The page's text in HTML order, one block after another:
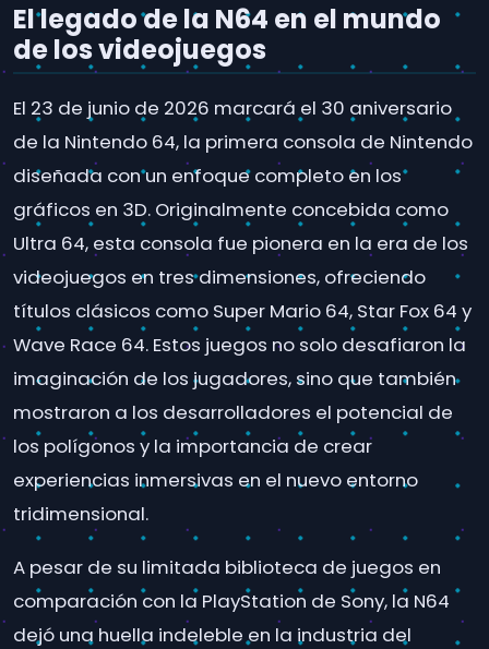
El legado de la N64 en el mundo
de los videojuegos
El 23 de junio de 2026 marcará el 30 aniversario
de la Nintendo 64, la primera consola de Nintendo
diseñada con un enfoque completo en los
gráficos en 3D. Originalmente concebida como
Ultra 64, esta consola fue pionera en la era de los
videojuegos en tres dimensiones, ofreciendo
títulos clásicos como Super Mario 64, Star Fox 64 y
Wave Race 64. Estos juegos no solo desafiaron la
imaginación de los jugadores, sino que también
mostraron a los desarrolladores el potencial de
los polígonos y la importancia de crear
experiencias inmersivas en el nuevo entorno
tridimensional.
A pesar de su limitada biblioteca de juegos en
comparación con la PlayStation de Sony, la N64
dejó una huella indeleble en la industria del